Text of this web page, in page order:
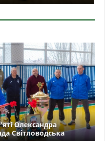
Олександра
Світловодська